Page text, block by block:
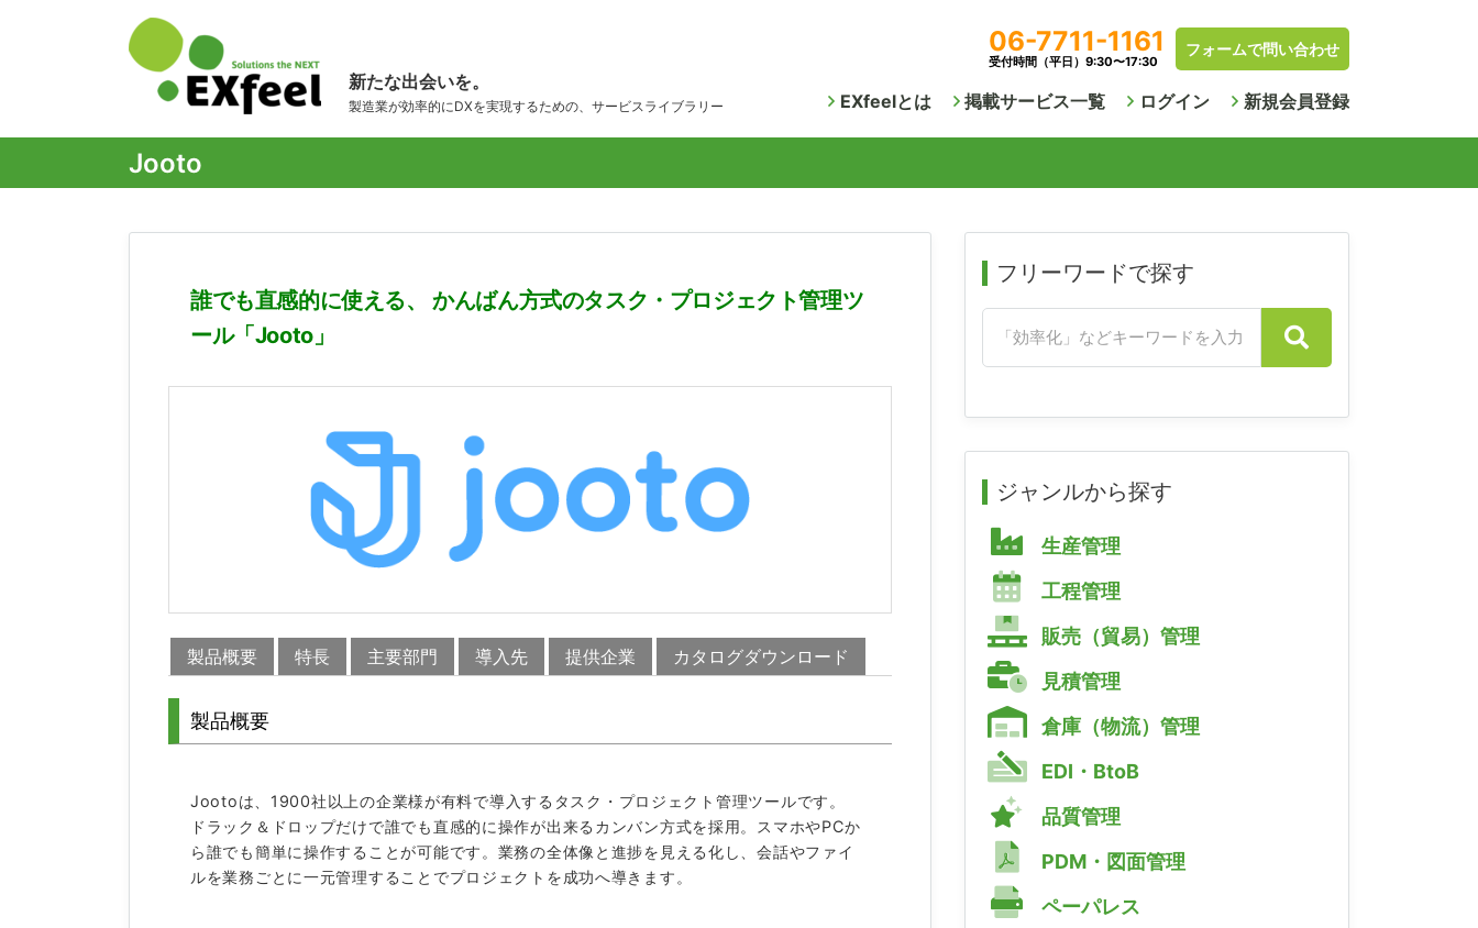
06-7711-1161
受付時間（平日）9:30〜17:30
フォームで問い合わせ
EXfeelとは 掲載サービス一覧 ログイン 新規会員登録
新たな出会いを。
製造業が効率的にDXを実現するための、サービスライブラリー
Jooto
誰でも直感的に使える、 かんばん方式のタスク・プロジェクト管理ツ
ール「Jooto」
製品概要 特長 主要部門 導入先 提供企業 カタログダウンロード
製品概要
Jootoは、1900社以上の企業様が有料で導入するタスク・プロジェクト管理ツールです。
ドラック＆ドロップだけで誰でも直感的に操作が出来るカンバン方式を採用。スマホやPCか
ら誰でも簡単に操作することが可能です。業務の全体像と進捗を見える化し、会話やファイ
ルを業務ごとに一元管理することでプロジェクトを成功へ導きます。
フリーワードで探す
ジャンルから探す
生産管理
工程管理
販売（貿易）管理
見積管理
倉庫（物流）管理
EDI・BtoB
品質管理
PDM・図面管理
ペーパレス